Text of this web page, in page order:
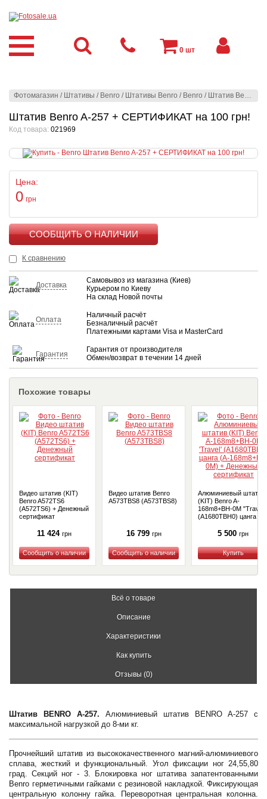
Фотомагазин / Штативы / Benro / Штативы Benro / Benro / Штатив Benro A-257 + СЕРТИФИКАТ на 100 грн!
Штатив Benro A-257 + СЕРТИФИКАТ на 100 грн!
Код товара: 021969
Цена:
0 грн
К сравнению
Доставка
Самовывоз из магазина (Киев)
Курьером по Киеву
На склад Новой почты
Оплата
Наличный расчёт
Безналичный расчёт
Платежными картами Visa и MasterCard
Гарантия
Гарантия от производителя
Обмен/возврат в течении 14 дней
Похожие товары
Видео штатив (KIT)
Benro A572TS6
(A572TS6) + Денежный
сертификат
11 424 грн
Купить
Видео штатив Benro
A573TBS8 (A573TBS8)
16 799 грн
Купить
Алюминиевый штатив
(KIT) Benro A-
168m8+BH-0M "Travel"
(A1680TBH0) цанга (A-
Денежный сертификат
5 500 грн
Купить
Всё о товаре
Описание
Характеристики
Как купить
Отзывы (0)
Штатив BENRO A-257. Алюминиевый штатив BENRO A-257 с
максимальной нагрузкой до 8-ми кг.
Прочнейший штатив из высококачественного магний-алюминиевого
сплава, жесткий и функциональный. Угол фиксации ног 24,55,80
град. Секций ног - 3. Блокировка ног штатива запатентованными
Benro герметичными гайками с резиновой накладкой. Фиксирующая
центральную колонну гайка. Переворотная центральная колонна.
0 шт